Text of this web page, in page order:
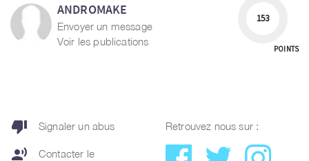
ANDROMAKE
Envoyer un message
Voir les publications
153
POINTS
thumb_down Signaler un abus
record_voice_over
Contacter le
Retrouvez nous sur :